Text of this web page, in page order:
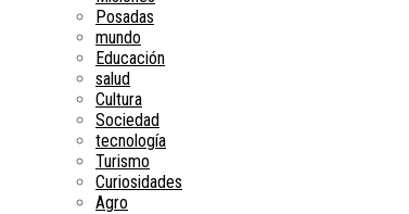
Posadas
mundo
Educación
salud
Cultura
Sociedad
tecnología
Turismo
Curiosidades
Agro